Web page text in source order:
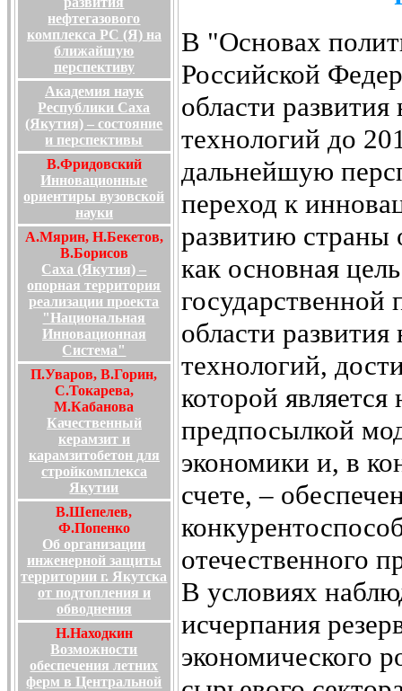
нефтегазового
комплекса РС (Я) на
ближайшую
перспективу
Академия наук
Республики Саха
(Якутия) – состояние
и перспективы
В.Фридовский
Инновационные
ориентиры вузовской
науки
А.Мярин, Н.Бекетов,
В.Борисов
Саха (Якутия) –
опорная территория
реализации проекта
"Национальная
Инновационная
Система"
П.Уваров, В.Горин,
С.Токарева,
М.Кабанова
Качественный
керамзит и
карамзитобетон для
стройкомплекса
Якутии
В.Шепелев,
Ф.Попенко
Об организации
инженерной защиты
территории г. Якутска
от подтопления и
обводнения
Н.Находкин
Возможности
обеспечения летних
ферм в Центральной
В "Основах
Российской
области развития
технологий до
дальнейшую
переход к
развитию страны
как основная цель
государственной
области развития
технологий,
которой
предпосылкой
экономики и, в
счете, –
отечественного
В условиях
исчерпания
экономического